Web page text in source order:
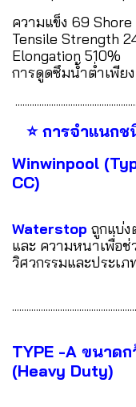
ความแข็ง 69 Shore
Tensile Strength
Elongation 510%
การดูดซึมน้ำต่ำเพีย
⭐ การจำแนกช
Winwinpool
CC)
Waterstop ถูกแบ่
และ ความหนาเพื่อช่
วิศวกรรมและประเ
TYPE -A ขนาด
(Heavy Duty)